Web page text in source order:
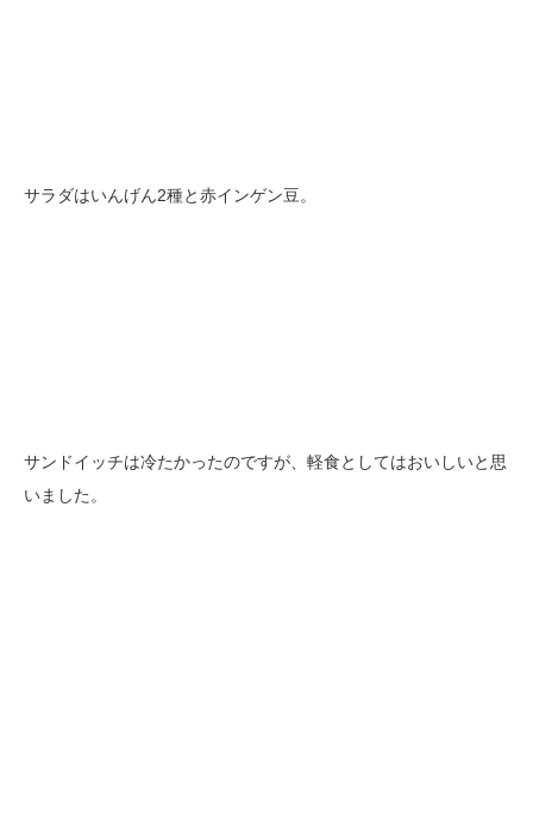
サラダはいんげん2種と赤インゲン豆。
サンドイッチは冷たかったのですが、軽食としてはおいしいと思
いました。